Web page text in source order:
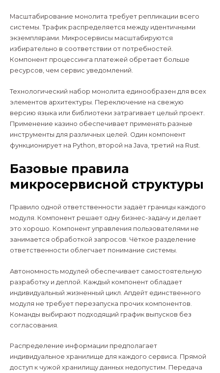
Масштабирование монолита требует репликации всего
системы. Трафик распределяется между идентичными
экземплярами. Микросервисы масштабируются
избирательно в соответствии от потребностей.
Компонент процессинга платежей обретает больше
ресурсов, чем сервис уведомлений.
Технологический набор монолита единообразен для всех
элементов архитектуры. Переключение на свежую
версию языка или библиотеки затрагивает целый проект.
Применение казино обеспечивает применять разные
инструменты для различных целей. Один компонент
функционирует на Python, второй на Java, третий на Rust.
Базовые правила
микросервисной структуры
Правило одной ответственности задаёт границы каждого
модуля. Компонент решает одну бизнес-задачу и делает
это хорошо. Компонент управления пользователями не
занимается обработкой запросов. Чёткое разделение
ответственности облегчает понимание системы.
Автономность модулей обеспечивает самостоятельную
разработку и деплой. Каждый компонент обладает
индивидуальный жизненный цикл. Апдейт единственного
модуля не требует перезапуска прочих компонентов.
Команды выбирают подходящий график выпусков без
согласования.
Распределение информации предполагает
индивидуальное хранилище для каждого сервиса. Прямой
доступ к чужой хранилищу данных недопустим. Передача